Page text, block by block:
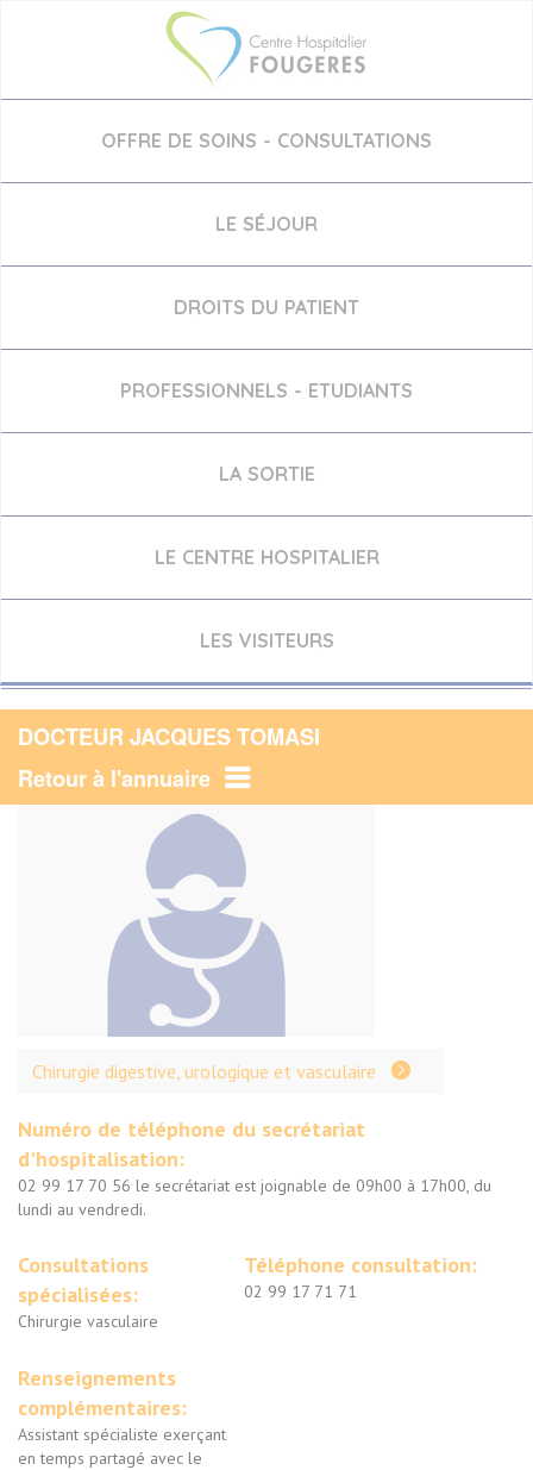
OFFRE DE SOINS - CONSULTATIONS
LE SÉJOUR
DROITS DU PATIENT
PROFESSIONNELS - ETUDIANTS
LA SORTIE
LE CENTRE HOSPITALIER
LES VISITEURS
DOCTEUR JACQUES TOMASI
Retour à l'annuaire
Chirurgie digestive, urologique et vasculaire
Numéro de téléphone du secrétariat
d'hospitalisation:
02 99 17 70 56 le secrétariat est joignable de 09h00 à 17h00, du
lundi au vendredi.
Consultations
spécialisées:
Chirurgie vasculaire
Téléphone consultation:
02 99 17 71 71
Renseignements
complémentaires:
Assistant spécialiste exerçant
en temps partagé avec le